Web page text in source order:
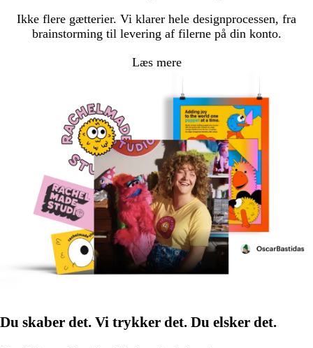
Ikke flere gætterier. Vi klarer hele designprocessen, fra
brainstorming til levering af filerne på din konto.
Læs mere
Du skaber det. Vi trykker det. Du elsker det.